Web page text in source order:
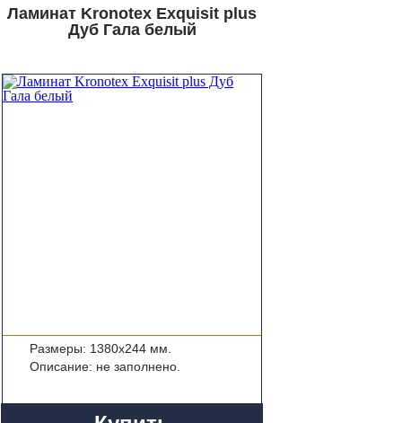
Ламинат Kronotex Exquisit plus
Дуб Гала белый
Размеры: 1380x244 мм.
Описание: не заполнено.